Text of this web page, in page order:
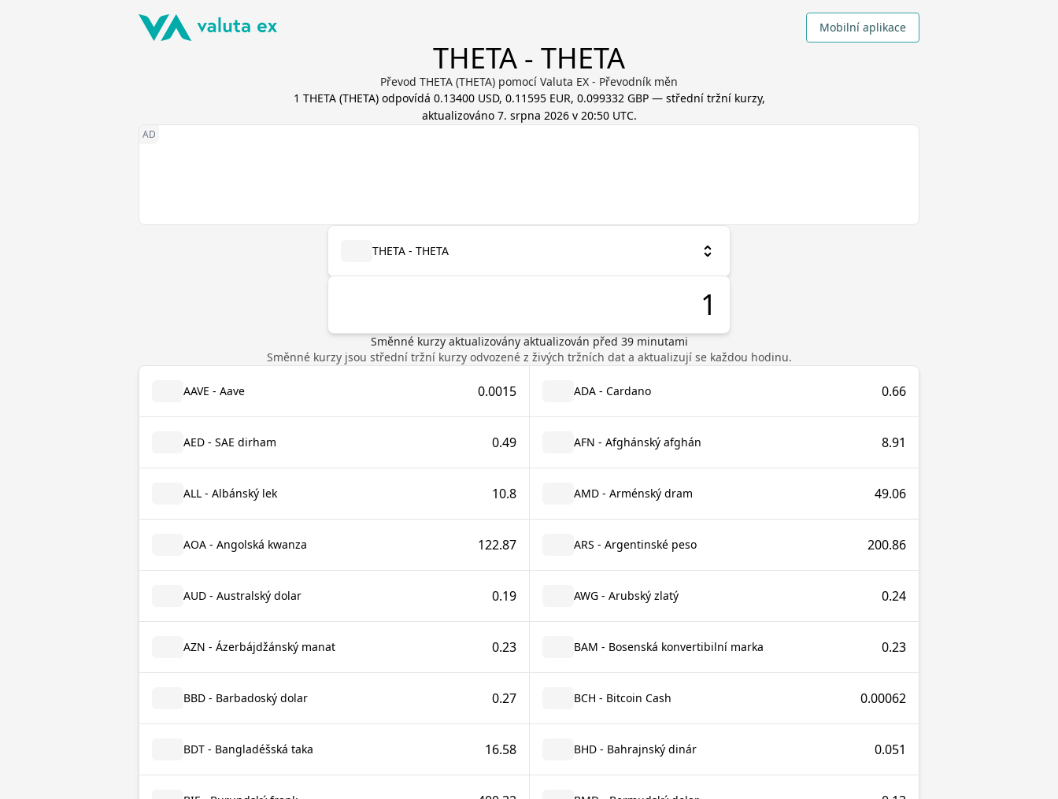
Mobilní aplikace
THETA - THETA
Převod THETA (THETA) pomocí Valuta EX - Převodník měn
1 THETA(THETA) odpovídá 0.13400 USD, 0.11595 EUR, 0.099332 GBP— střední tržní kurzy,
aktualizováno 7. srpna 2026 v 20:50 UTC.
THETA - THETA
Směnné kurzy aktualizovány aktualizován před 39minutami
Směnné kurzy jsou střední tržní kurzy odvozené z živých tržních dat a aktualizují se každou hodinu.
AAVE - Aave 0.0015 ADA - Cardano 0.66
AED - SAE dirham 0.49 AFN - Afghánský afghán 8.91
ALL - Albánský lek 10.8 AMD - Arménský dram 49.06
AOA - Angolská kwanza 122.87 ARS - Argentinské peso 200.86
AUD - Australský dolar 0.19 AWG - Arubský zlatý 0.24
AZN - Ázerbájdžánský manat 0.23 BAM - Bosenská konvertibilní marka 0.23
BBD - Barbadoský dolar 0.27 BCH - Bitcoin Cash 0.00062
BDT - Bangladéšská taka 16.58 BHD - Bahrajnský dinár 0.051